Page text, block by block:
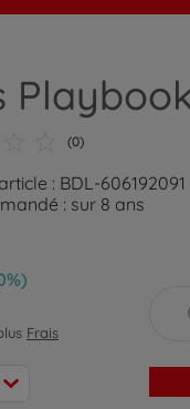
(0)
: BDL-606192091
: sur 8 ans
Frais